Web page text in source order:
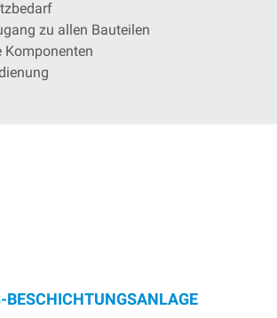
zu allen Bauteilen
Komponenten
BESCHICHTUNGSANLAGE